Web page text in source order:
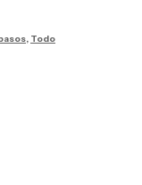
Todo